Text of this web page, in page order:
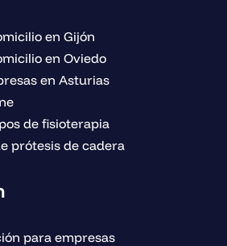
en Gijón
en Oviedo
en Asturias
de fisioterapia
prótesis de cadera
para empresas